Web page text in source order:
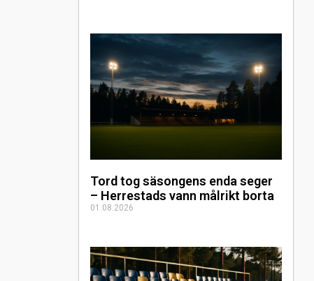
Tord tog säsongens enda seger
– Herrestads vann målrikt borta
01.08.2026